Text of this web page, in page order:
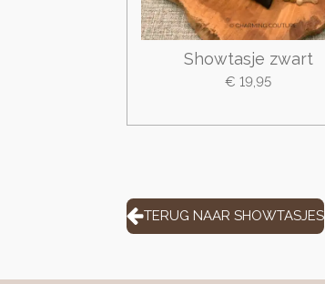
Showtasje zwart
€ 19,95
TERUG NAAR SHOWTASJES